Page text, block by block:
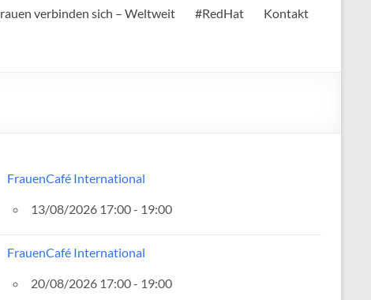
verbinden sich – Weltweit #RedHat
Kontakt
FrauenCafé International
13/08/2026 17:00 - 19:00
FrauenCafé International
20/08/2026 17:00 - 19:00